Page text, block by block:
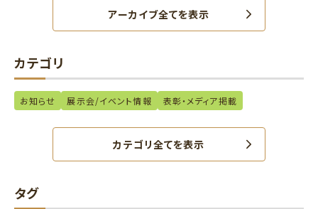
アーカイブ全てを表示
カテゴリ
お知らせ 展示会/イベント情報 表彰・メディア掲載
カテゴリ全てを表示
タグ